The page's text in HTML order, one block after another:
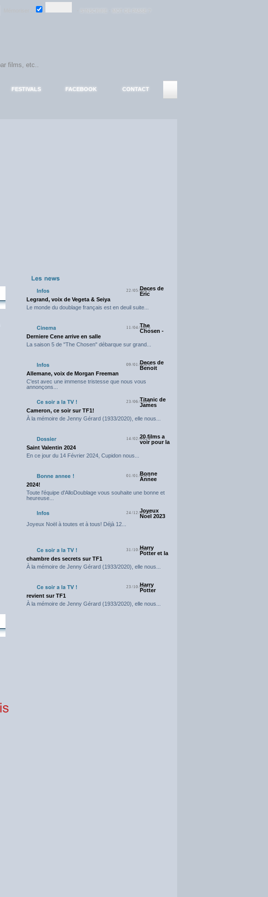
FESTIVALS FACEBOOK CONTACT
22/05/2025Deces de
Eric
Legrand, voix de Vegeta & Seiya
Le monde du doublage français est en deuil suite...
11/04/2025
The
Chosen -
Derniere Cene arrive en salle
La saison 5 de "The Chosen" débarque sur grand...
09/01/2025Deces de
Benoit
Allemane, voix de Morgan Freeman
C'est avec une immense tristesse que nous vous
annonçons...
23/06/2024Titanic de
James
Cameron, ce soir sur TF1!
À la mémoire de Jenny Gérard (1933/2020), elle nous...
14/02/202420 films a
voir pour la
Saint Valentin 2024
En ce jour du 14 Février 2024, Cupidon nous...
01/01/2024
Bonne
Annee
2024!
Toute l'équipe d'AlloDoublage vous souhaite une bonne et
heureuse...
24/12/2023
Joyeux
Noel 2023
Joyeux Noël à toutes et à tous! Déjà 12...
31/10/2023
Harry
Potter et la
chambre des secrets sur TF1
À la mémoire de Jenny Gérard (1933/2020), elle nous...
23/10/2023
Harry
Potter
revient sur TF1
À la mémoire de Jenny Gérard (1933/2020), elle nous...